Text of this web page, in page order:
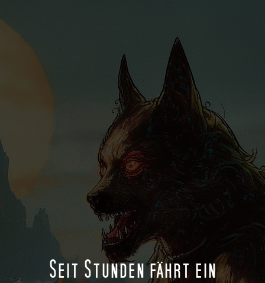
Seit Stunden fährt ein